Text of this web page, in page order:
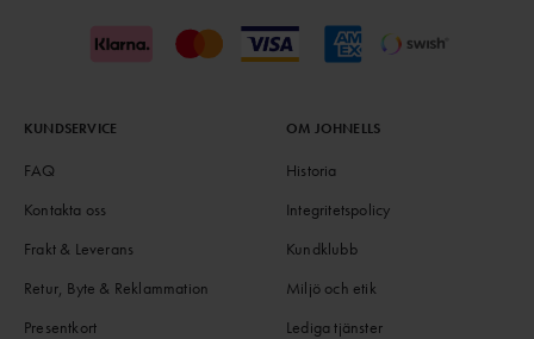
KUNDSERVICE
FAQ
Kontakta oss
Frakt & Leverans
Retur, Byte & Reklammation
Presentkort
OM JOHNELLS
Historia
Integritetspolicy
Kundklubb
Miljö och etik
Lediga tjänster